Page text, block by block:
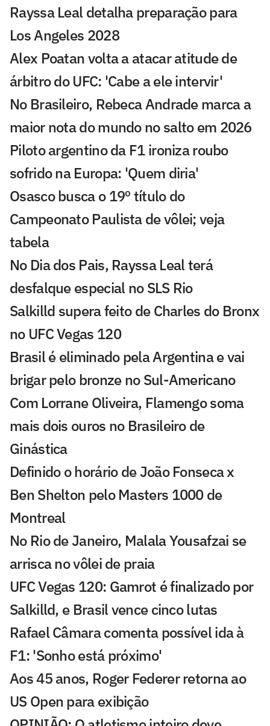
Rayssa Leal detalha preparação para
Los Angeles 2028
Alex Poatan volta a atacar atitude de
árbitro do UFC: 'Cabe a ele intervir'
No Brasileiro, Rebeca Andrade marca a
maior nota do mundo no salto em 2026
Piloto argentino da F1 ironiza roubo
sofrido na Europa: 'Quem diria'
Osasco busca o 19º título do
Campeonato Paulista de vôlei; veja
tabela
No Dia dos Pais, Rayssa Leal terá
desfalque especial no SLS Rio
Salkilld supera feito de Charles do Bronx
no UFC Vegas 120
Brasil é eliminado pela Argentina e vai
brigar pelo bronze no Sul-Americano
Com Lorrane Oliveira, Flamengo soma
mais dois ouros no Brasileiro de
Ginástica
Definido o horário de João Fonseca x
Ben Shelton pelo Masters 1000 de
Montreal
No Rio de Janeiro, Malala Yousafzai se
arrisca no vôlei de praia
UFC Vegas 120: Gamrot é finalizado por
Salkilld, e Brasil vence cinco lutas
Rafael Câmara comenta possível ida à
F1: 'Sonho está próximo'
Aos 45 anos, Roger Federer retorna ao
US Open para exibição